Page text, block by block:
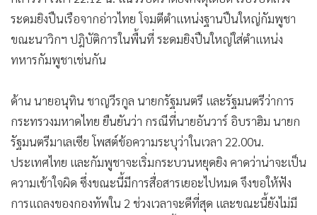
ระดมยิงปืนเรือจากอ่าวไทย โจมตีตำแหน่งฐานปืนใหญ่กัมพูชา
ขณะนาวิกฯ ปฎิบัติการในพื้นที่ ระดมยิงปืนใหญ่ใส่ตำแหน่ง
ทหารกัมพูชาเช่นกัน
ด้าน นายอนุทิน ชาญวีรกูล นายกรัฐมนตรี และรัฐมนตรีว่าการ
กระทรวงมหาดไทย ยืนยันว่า กรณีที่นายอันวาร์ อิบราฮิม นายก
รัฐมนตรีมาเลเซีย โพสต์ข้อความระบุว่าในเวลา 22.00น.
ประเทศไทย และกัมพูชาจะเริ่มกระบวนหยุดยิง คาดว่าน่าจะเป็น
ความเข้าใจผิด ซึ่งขณะนี้มีการสื่อสารเยอะไปหมด จึงขอให้ฟัง
การแถลงของกองทัพใน 2 ช่วงเวลาจะดีที่สุด และขณะนี้ยังไม่มี